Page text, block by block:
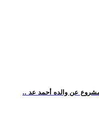
عن والده أحمد عد